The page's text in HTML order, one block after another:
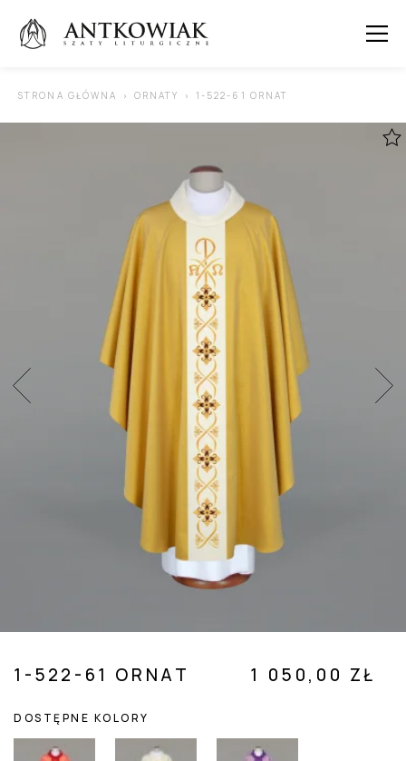
SUBMENU (KAPY )
SUBMENU (SUTANNY I DODATKI )
SUBMENU (POZOSTAŁE )
STRONA GŁÓWNA ORNATY 1-522-61 ORNAT
1-522-61 ORNAT 1 050,00 ZŁ
DOSTĘPNE KOLORY